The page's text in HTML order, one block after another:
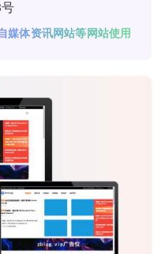
媒体资讯网站等网站使用